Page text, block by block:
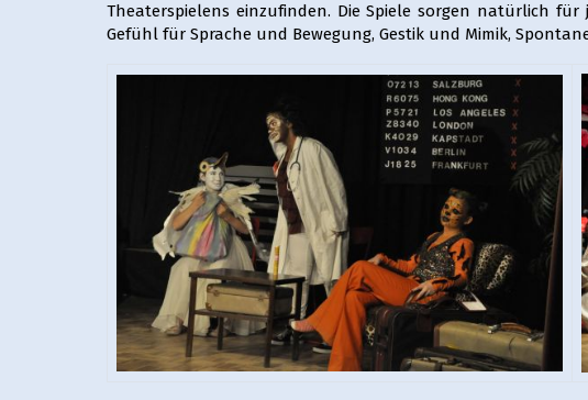
Theaterspielens einzufinden. Die Spiele sorgen natürlich
Gefühl für Sprache und Bewegung, Gestik und Mimik,